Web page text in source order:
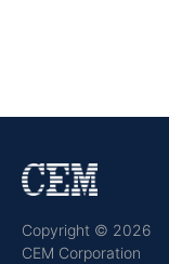
Copyright © 2026
CEM Corporation